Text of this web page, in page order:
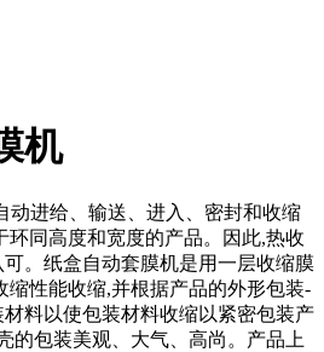
机
动进给、输送、进入、密封和收缩
环同高度和宽度的产品。因此,热收
。纸盒自动套膜机是用一层收缩膜
缩性能收缩,并根据产品的外形包装-
料以使包装材料收缩以紧密包装产
的包装美观、大气、高尚。产品上